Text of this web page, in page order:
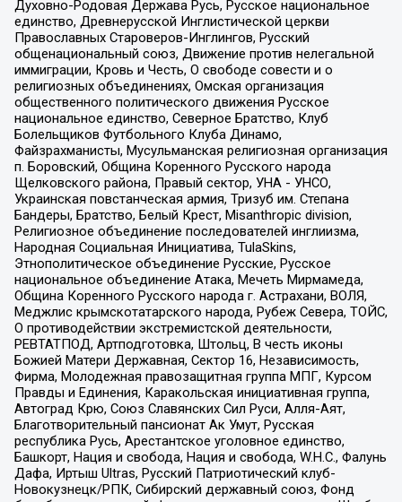
Духовно-Родовая Держава Русь, Русское национальное
единство, Древнерусской Инглистической церкви
Православных Староверов-Инглингов, Русский
общенациональный союз, Движение против нелегальной
иммиграции, Кровь и Честь, О свободе совести и о
религиозных объединениях, Омская организация
общественного политического движения Русское
национальное единство, Северное Братство, Клуб
Болельщиков Футбольного Клуба Динамо,
Файзрахманисты, Мусульманская религиозная организация
п. Боровский, Община Коренного Русского народа
Щелковского района, Правый сектор, УНА - УНСО,
Украинская повстанческая армия, Тризуб им. Степана
Бандеры, Братство, Белый Крест, Misanthropic division,
Религиозное объединение последователей инглиизма,
Народная Социальная Инициатива, TulaSkins,
Этнополитическое объединение Русские, Русское
национальное объединение Атака, Мечеть Мирмамеда,
Община Коренного Русского народа г. Астрахани, ВОЛЯ,
Меджлис крымскотатарского народа, Рубеж Севера, ТОЙС,
О противодействии экстремистской деятельности,
РЕВТАТПОД, Артподготовка, Штольц, В честь иконы
Божией Матери Державная, Сектор 16, Независимость,
Фирма, Молодежная правозащитная группа МПГ, Курсом
Правды и Единения, Каракольская инициативная группа,
Автоград Крю, Союз Славянских Сил Руси, Алля-Аят,
Благотворительный пансионат Ак Умут, Русская
республика Русь, Арестантское уголовное единство,
Башкорт, Нация и свобода, Нация и свобода, W.H.С., Фалунь
Дафа, Иртыш Ultras, Русский Патриотический клуб-
Новокузнецк/РПК, Сибирский державный союз, Фонд